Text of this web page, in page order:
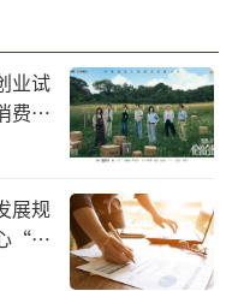
，仔猪、肉猪价格
露的3月生猪销售环
分上市猪企销售均
5月30日，全国农
为22.21元/kg，比
业试
费反
展规
“痛